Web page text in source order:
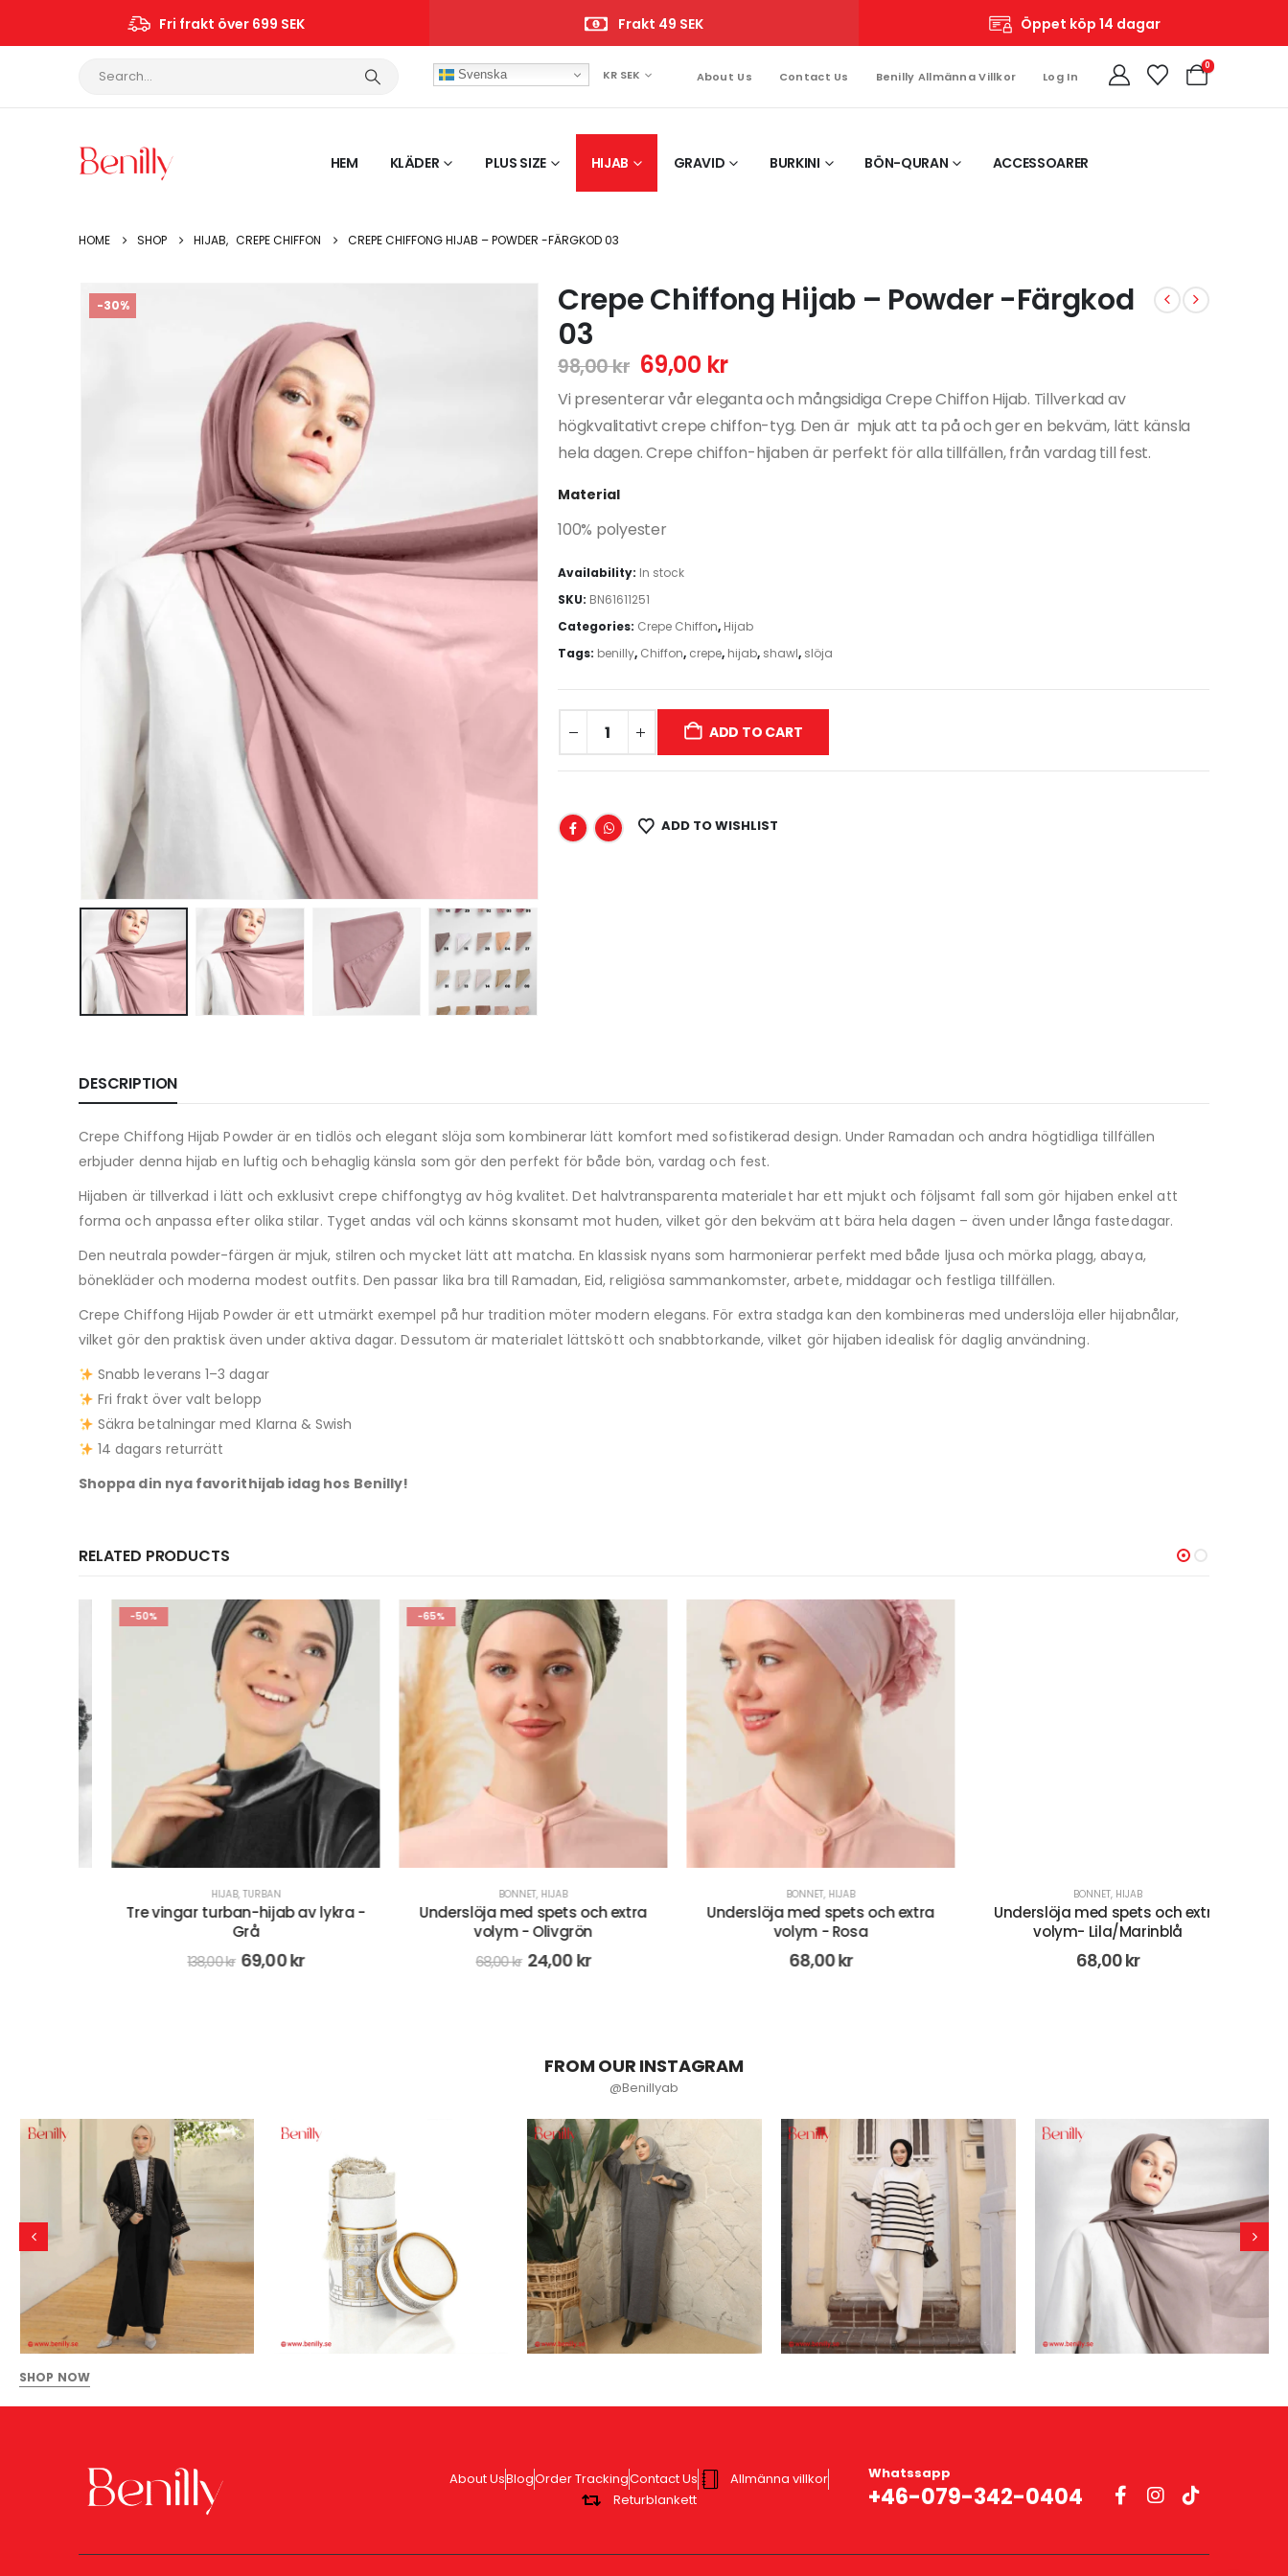
Fri frakt över 699 SEK Frakt 49 SEK Öppet köp 14 dagar
Svenska KR SEK About Us Contact Us Benilly Allmänna Villkor Log In
0
HEM KLÄDER PLUS SIZE HIJAB GRAVID BURKINI BÖN-QURAN ACCESSOARER
HOME SHOP HIJAB, CREPE CHIFFON CREPE CHIFFONG HIJAB – POWDER -FÄRGKOD 03
-30%
Crepe Chiffong Hijab – Powder -Färgkod
03
98,00kr 69,00 kr
Vi presenterar vår eleganta och mångsidiga Crepe Chiffon Hijab. Tillverkad av
högkvalitativt crepe chiffon-tyg. Den är mjuk att ta på och ger en bekväm, lätt känsla
hela dagen. Crepe chiffon-hijaben är perfekt för alla tillfällen, från vardag till fest.
Material
100% polyester
Availability: In stock
SKU: BN61611251
Categories: Crepe Chiffon, Hijab
Tags: benilly, Chiffon, crepe, hijab, shawl, slöja
ADD TO CART
ADD TO WISHLIST
DESCRIPTION
Crepe Chiffong Hijab Powder är en tidlös och elegant slöja som kombinerar lätt komfort med sofistikerad design. Under Ramadan och andra högtidliga tillfällen
erbjuder denna hijab en luftig och behaglig känsla som gör den perfekt för både bön, vardag och fest.
Hijaben är tillverkad i lätt och exklusivt crepe chiffongtyg av hög kvalitet. Det halvtransparenta materialet har ett mjukt och följsamt fall som gör hijaben enkel att
forma och anpassa efter olika stilar. Tyget andas väl och känns skonsamt mot huden, vilket gör den bekväm att bära hela dagen – även under långa fastedagar.
Den neutrala powder-färgen är mjuk, stilren och mycket lätt att matcha. En klassisk nyans som harmonierar perfekt med både ljusa och mörka plagg, abaya,
bönekläder och moderna modest outfits. Den passar lika bra till Ramadan, Eid, religiösa sammankomster, arbete, middagar och festliga tillfällen.
Crepe Chiffong Hijab Powder är ett utmärkt exempel på hur tradition möter modern elegans. För extra stadga kan den kombineras med underslöja eller hijabnålar,
vilket gör den praktisk även under aktiva dagar. Dessutom är materialet lättskött och snabbtorkande, vilket gör hijaben idealisk för daglig användning.
Snabb leverans 1–3 dagar
Fri frakt över valt belopp
Säkra betalningar med Klarna & Swish
14 dagars returrätt
Shoppa din nya favorithijab idag hos Benilly!
RELATED PRODUCTS
TURBAN
Tre vingar turban-hijab av lykra -
138,00kr 69,00kr
BONNET,HIJAB
Underslöja med spets och extra
volym - Olivgrön
68,00kr 24,00kr
BONNET,HIJAB
Underslöja med spets och extra
volym - Rosa
68,00kr
BONNET,HIJAB
Underslöja med spets och extra
volym- Lila/Marinblå
68,00kr
FROM OUR INSTAGRAM
@Benillyab
SHOP NOW
About UsBlogOrder TrackingContact Us
Allmänna villkor
Returblankett
Whatssapp
+46-079-342-0404